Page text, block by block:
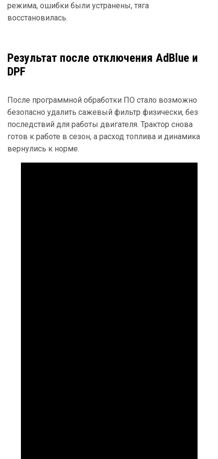
режима, ошибки были устранены, тяга
восстановилась.
Результат после отключения AdBlue и
DPF
После программной обработки ПО стало возможно
безопасно удалить сажевый фильтр физически, без
последствий для работы двигателя. Трактор снова
готов к работе в сезон, а расход топлива и динамика
вернулись к норме.